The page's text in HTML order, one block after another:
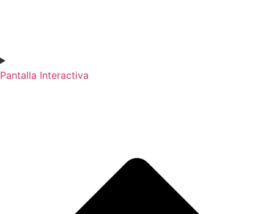
Pantalla Interactiva